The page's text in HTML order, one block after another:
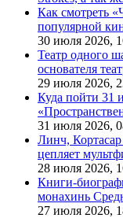
Как смотреть
популярной
30 июля 2026,
Театр одного
основателя
29 июля 2026,
Куда пойти 31
31 июля 2026,
Линч,
цепляет
28 июля 2026,
Книги-
монахинь
27 июля 2026,